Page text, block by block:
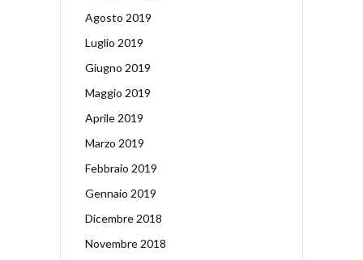
Agosto 2019
Luglio 2019
Giugno 2019
Maggio 2019
Aprile 2019
Marzo 2019
Febbraio 2019
Gennaio 2019
Dicembre 2018
Novembre 2018